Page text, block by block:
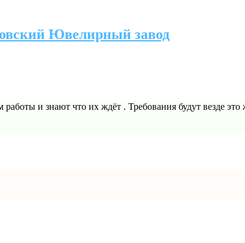
Ювелирный завод
и знают что их ждёт . Требования будут везде это